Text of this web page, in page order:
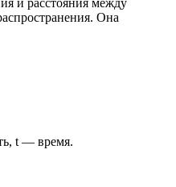
и расстояния между
Она
t — время.